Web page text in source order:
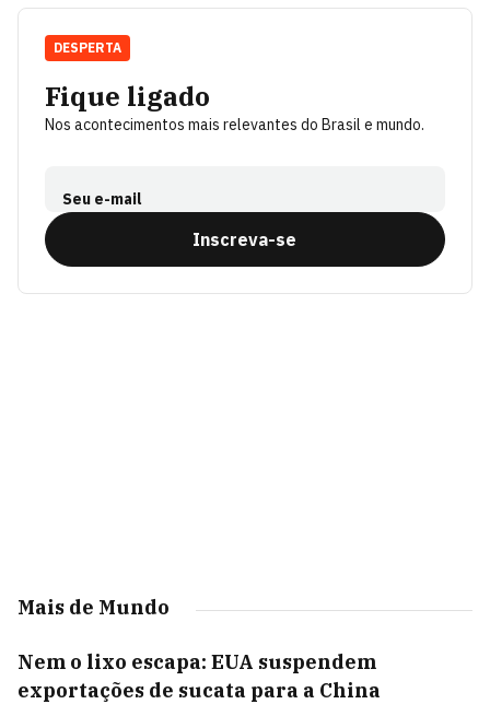
Fique ligado
Nos acontecimentos mais relevantes do Brasil e mundo.
Seu e-mail
Inscreva-se
DESPERTA
Mais de Mundo
Nem o lixo escapa: EUA suspendem
exportações de sucata para a China